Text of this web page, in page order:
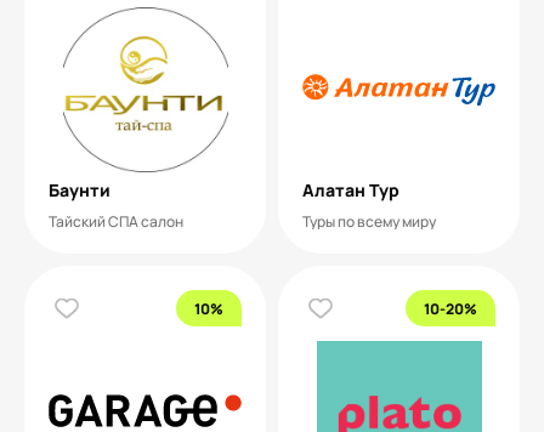
Баунти
Тайский СПА салон
Алатан Тур
Туры по всему миру
10% 10-20%